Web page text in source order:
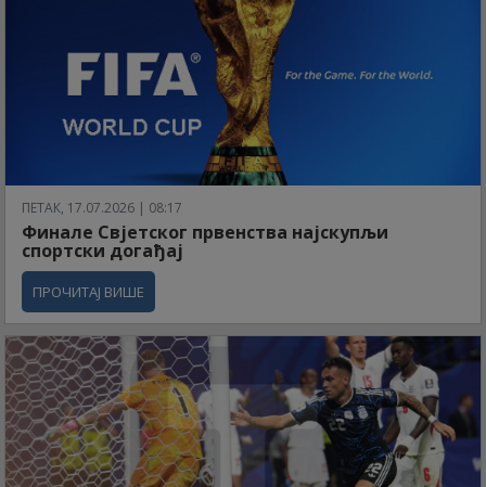
ПЕТАК, 17.07.2026 | 08:17
Финале Свјетског првенства најскупљи
спортски догађај
ПРОЧИТАЈ ВИШЕ